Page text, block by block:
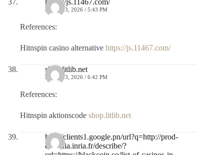
https://js.11467.com/
JULIO 13, 2026 / 5:43 PM
References:
Hitnspin casino alternative https://js.11467.com/
shop.litlib.net
JULIO 13, 2026 / 6:42 PM
References:
Hitnspin aktionscode shop.litlib.net
http://clients1.google.pn/url?q=http://prod-
dbpedia.inria.fr/describe/?